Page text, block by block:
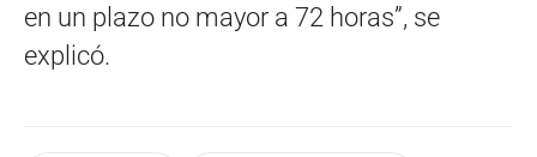
en un plazo no mayor a 72 horas”, se
explicó.